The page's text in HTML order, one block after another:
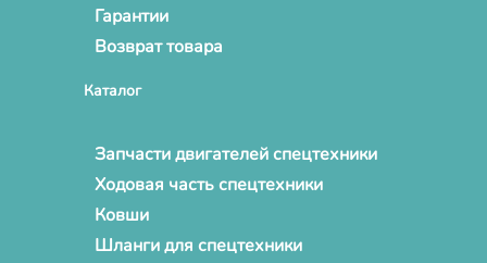
Гарантии
Возврат товара
Каталог
Запчасти двигателей спецтехники
Ходовая часть спецтехники
Ковши
Шланги для спецтехники